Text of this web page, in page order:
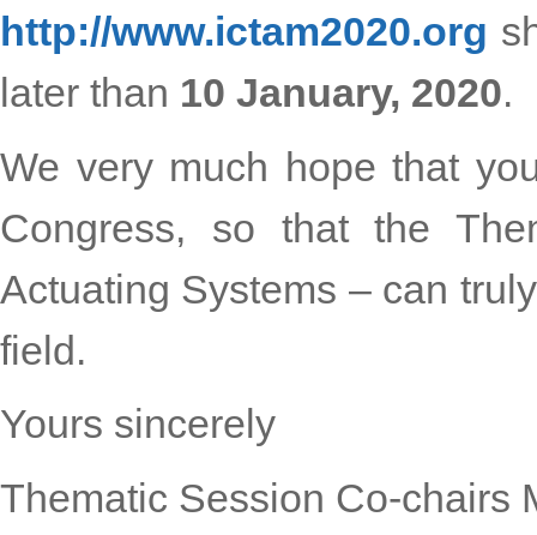
http://www.ictam2020.org
later than 10 January, 2020.
We very much hope that
Congress, so that the
Actuating Systems – can
field.
Yours sincerely
Thematic Session Co-chairs